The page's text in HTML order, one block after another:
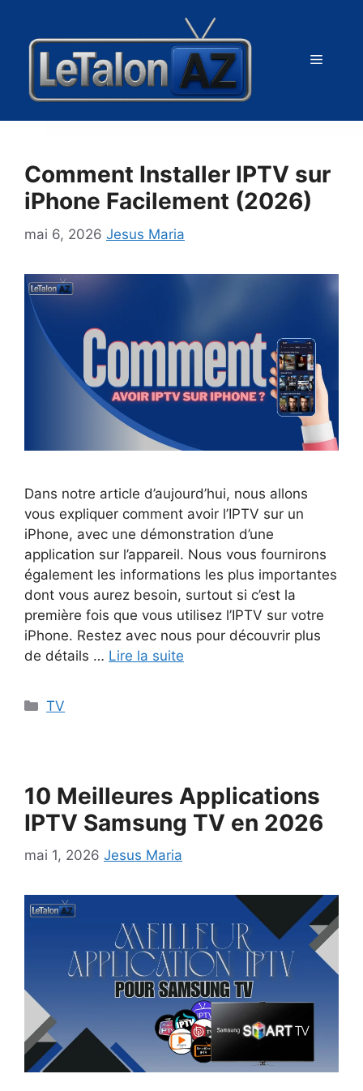
contenu
Menu
Comment Installer IPTV sur
iPhone Facilement (2026)
mai 6, 2026 Jesus Maria
Dans notre article d’aujourd’hui, nous allons
vous expliquer comment avoir l’IPTV sur un
iPhone, avec une démonstration d’une
application sur l’appareil. Nous vous fournirons
également les informations les plus importantes
dont vous aurez besoin, surtout si c’est la
première fois que vous utilisez l’IPTV sur votre
iPhone. Restez avec nous pour découvrir plus
de détails … Lire la suite
Catégories
TV
10 Meilleures Applications
IPTV Samsung TV en 2026
mai 1, 2026 Jesus Maria